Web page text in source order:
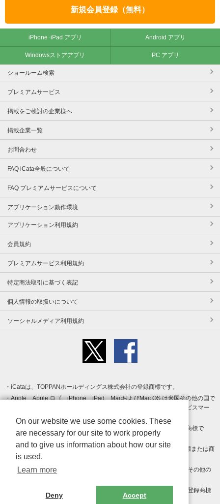
新規会員登録（無料）
iPhone･iPad アプリ Android アプリ
Windowsストアアプリ PC アプリ
ショールーム検索
プレミアムサービス
掲載をご検討の企業様へ
掲載企業一覧
お問合わせ
FAQ iCata全般について
FAQ プレミアムサービスについて
アプリケーション動作環境
アプリケーション利用規約
会員規約
プレミアムサービス利用規約
特定商法取引に基づく表記
個人情報の取扱いについて
ソーシャルメディア利用規約
iCataは、TOPPANホールディングス株式会社の登録商標です。
Apple、Apple ロゴ、iPhone、iPad、MacおよびMac OS は米国その他の国で
登録された Apple Inc. の商標です。App Store は Apple Inc. のサービスマー
クです。
Android、Google Play および Google Play ロゴ は Google LLC の商標で
す。
Windows は Microsoft Inc.の米国およびその他の国における登録商標または商
標です。
Adobe、Adobe Reader、Adobe PDF は、Adobe Inc.の米国およびその他の
その他、記載されている会社名、商品名、ロゴは各社の商標または登録商標
On our website we use some cookies. These
are necessary for our site to work properly
and to give us information about how our site
is used.
Learn more
Deny Accept